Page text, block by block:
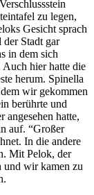
zu legen,
Gesicht sprach
Stadt gar
in dem sich
Auch hier hatte die
herum. Spinella
wir gekommen
berührte und
angesehen hatte,
auf. “Großer
In die andere
Mit Pelok, der
und wir kamen zu